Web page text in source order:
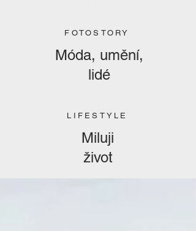
LIFESTYLE
Miluji
život
FOTOSTORY
Móda, umění,
lidé